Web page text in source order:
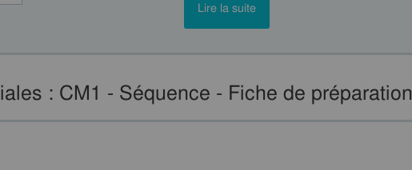
Lire la suite
: CM1 - Séquence - Fiche de préparation